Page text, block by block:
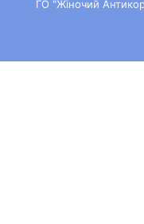
ГО "Жіночий